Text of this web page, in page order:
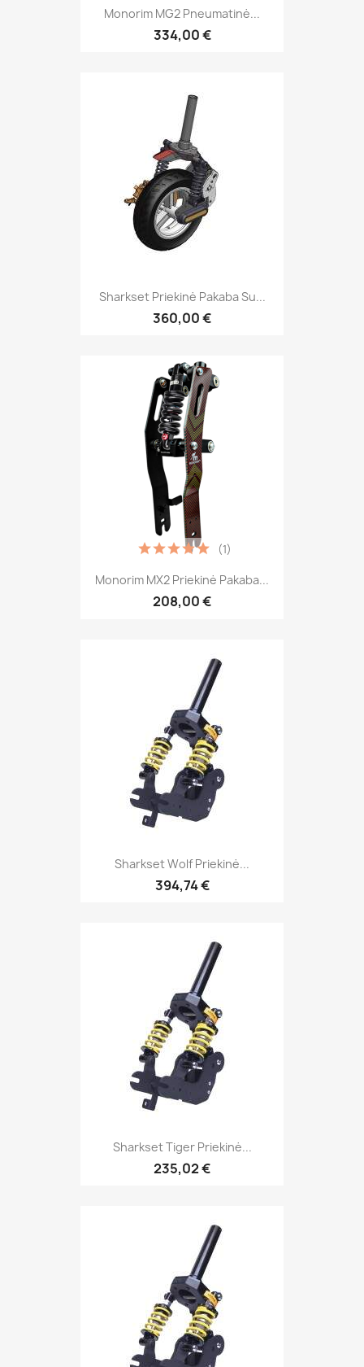
Monorim MG2 Pneumatinė...
334,00 €
Sharkset Priekinė Pakaba Su...
360,00 €
Monorim MX2 Priekinė Pakaba...
208,00 €
(1)
Sharkset Wolf Priekinė...
394,74 €
Sharkset Tiger Priekinė...
235,02 €